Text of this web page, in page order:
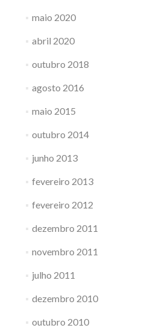
maio 2020
abril 2020
outubro 2018
agosto 2016
maio 2015
outubro 2014
junho 2013
fevereiro 2013
fevereiro 2012
dezembro 2011
novembro 2011
julho 2011
dezembro 2010
outubro 2010